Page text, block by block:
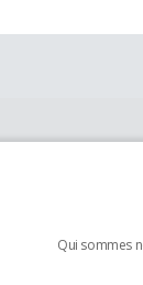
Qui sommes